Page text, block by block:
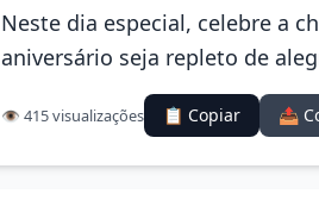
Neste dia especial, celebre a
aniversário seja repleto de
👁️ 415 visualizações 📋 Copiar 📤